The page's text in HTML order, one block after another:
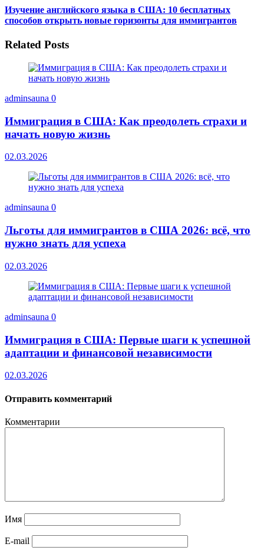
Изучение английского языка в США: 10 бесплатных
способов открыть новые горизонты для иммигрантов
Related Posts
adminsauna 0
Иммиграция в США: Как преодолеть страхи и
начать новую жизнь
02.03.2026
adminsauna 0
Льготы для иммигрантов в США 2026: всё, что
нужно знать для успеха
02.03.2026
adminsauna 0
Иммиграция в США: Первые шаги к успешной
адаптации и финансовой независимости
02.03.2026
Отправить комментарий
Комментарии
Имя
E-mail